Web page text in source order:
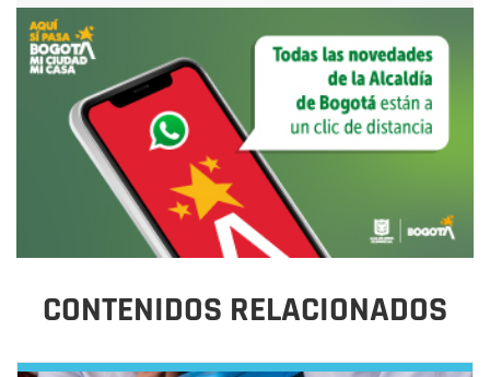
CONTENIDOS RELACIONADOS